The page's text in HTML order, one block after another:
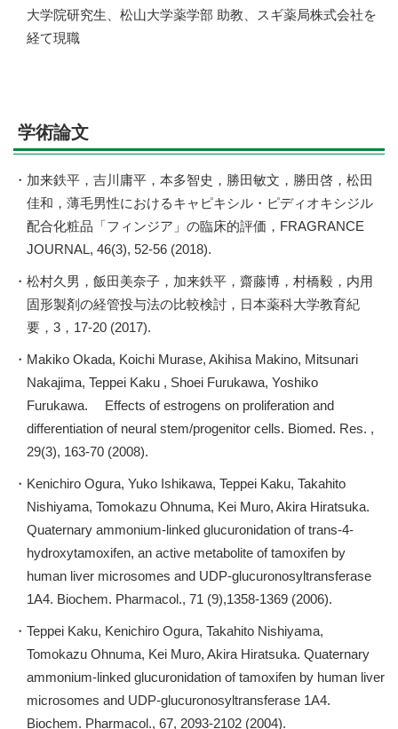
大学院研究生、松山大学薬学部 助教、スギ薬局株式会社を
経て現職
学術論文
加来鉄平，吉川庸平，本多智史，勝田敏文，勝田啓，松田
佳和，薄毛男性におけるキャピキシル・ピディオキシジル
配合化粧品「フィンジア」の臨床的評価，FRAGRANCE
JOURNAL, 46(3), 52-56 (2018).
松村久男，飯田美奈子，加来鉄平，齋藤博，村橋毅，内用
固形製剤の経管投与法の比較検討，日本薬科大学教育紀
要，3，17-20 (2017).
Makiko Okada, Koichi Murase, Akihisa Makino, Mitsunari
Nakajima, Teppei Kaku , Shoei Furukawa, Yoshiko
Furukawa. Effects of estrogens on proliferation and
differentiation of neural stem/progenitor cells. Biomed. Res. ,
29(3), 163-70 (2008).
Kenichiro Ogura, Yuko Ishikawa, Teppei Kaku, Takahito
Nishiyama, Tomokazu Ohnuma, Kei Muro, Akira Hiratsuka.
Quaternary ammonium-linked glucuronidation of trans-4-
hydroxytamoxifen, an active metabolite of tamoxifen by
human liver microsomes and UDP-glucuronosyltransferase
1A4. Biochem. Pharmacol., 71 (9),1358-1369 (2006).
Teppei Kaku, Kenichiro Ogura, Takahito Nishiyama,
Tomokazu Ohnuma, Kei Muro, Akira Hiratsuka. Quaternary
ammonium-linked glucuronidation of tamoxifen by human liver
microsomes and UDP-glucuronosyltransferase 1A4.
Biochem. Pharmacol., 67, 2093-2102 (2004).